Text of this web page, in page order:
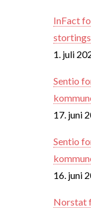
InFact
1. juli
Sentio
17. juni
Sentio
16. juni
Norstat